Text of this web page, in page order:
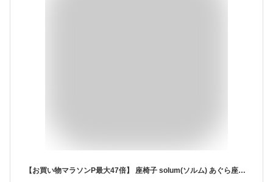
【お買い物マラソンP最大47倍】 座椅子 solum(ソルム) あぐら座椅子 / 正座椅子 高座椅子 コンパクト座椅子 おしゃれ 和室 シンプル テレワーク 座卓用座椅子 こたつ用座椅子 腰痛 キッズチェア 子供用椅子 ミニ座椅子 美姿勢座椅子 姿勢サポート